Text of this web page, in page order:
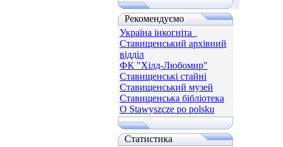
Рекомендуємо
Україна інкогніта_
Ставищенський архівний
відділ
ФК "Хілд-Любомир"
Ставищенські стайні
Ставищенський музей
Ставищенська бібліотека
O Stawyszcze po polsku
Статистика